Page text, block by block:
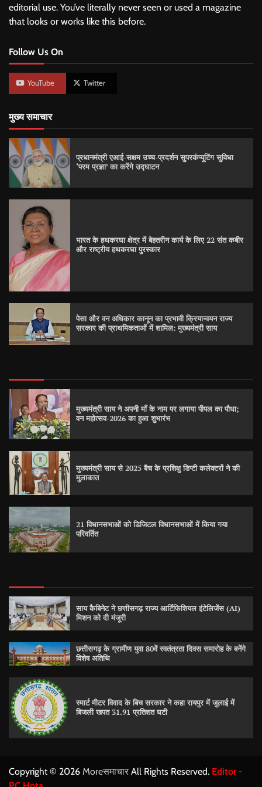
editorial use. You’ve literally never seen or used a magazine
that looks or works like this before.
Follow Us On
YouTube Twitter
मुख्य समाचार
प्रधानमंत्री एआई-सक्षम उच्च-प्रदर्शन सुपरकंप्यूटिंग सुविधा
‘परम प्रज्ञा’ का करेंगे उद्घाटन
भारत के हथकरघा क्षेत्र में बेहतरीन कार्य के लिए 22 संत कबीर
और राष्ट्रीय हथकरघा पुरस्कार
पेसा और वन अधिकार कानून का प्रभावी क्रियान्वयन राज्य
सरकार की प्राथमिकताओं में शामिल: मुख्यमंत्री साय
मुख्यमंत्री साय ने अपनी माँ के नाम पर लगाया पीपल का पौधा;
वन महोत्सव-2026 का हुआ शुभारंभ
मुख्यमंत्री साय से 2025 बैच के प्रशिक्षु डिप्टी कलेक्टरों ने की
मुलाकात
21 विधानसभाओं को डिजिटल विधानसभाओं में किया गया
परिवर्तित
साय कैबिनेट ने छत्तीसगढ़ राज्य आर्टिफिशियल इंटेलिजेंस (AI)
मिशन को दी मंजूरी
छत्तीसगढ़ के ग्रामीण युवा 80वें स्वतंत्रता दिवस समारोह के बनेंगे
विशेष अतिथि
स्मार्ट मीटर विवाद के बिच सरकार ने कहा रायपुर में जुलाई में
बिजली खपत 31.91 प्रतिशत घटी
Copyright © 2026 Moreसमाचार All Rights Reserved. Editor -